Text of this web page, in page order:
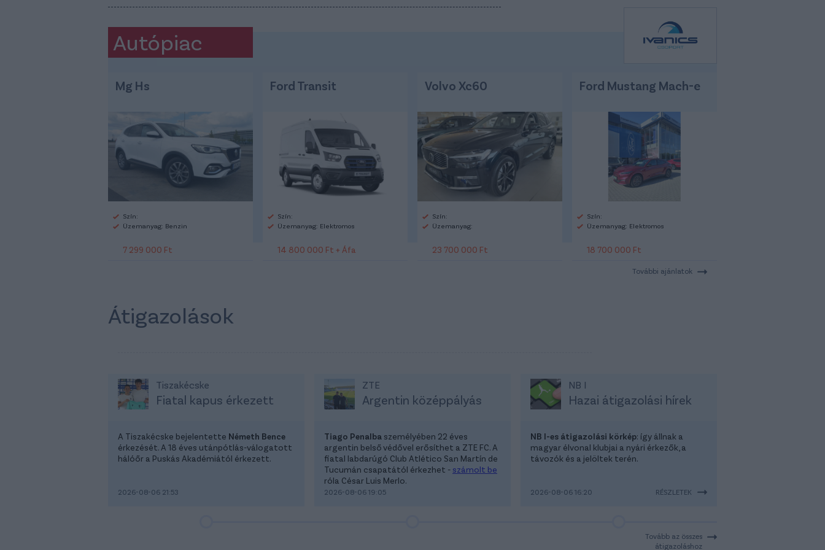
Autópiac
Mg Hs
Szín:
Üzemanyag: Benzin
7 299 000 Ft
Ford Transit
Szín:
Üzemanyag: Elektromos
14 800 000 Ft + Áfa
Volvo Xc60
Szín:
Üzemanyag:
23 700 000 Ft
Ford Mustang Mach-e
Szín:
Üzemanyag: Elektromos
18 700 000 Ft
További ajánlatok
Átigazolások
Tiszakécske
Fiatal kapus érkezett
A Tiszakécske bejelentette Németh Bence
érkezését. A 18 éves utánpótlás-válogatott
hálóőr a Puskás Akadémiától érkezett.
2026-08-06 21:53
ZTE
Argentin középpályás
Tiago Penalba személyében 22 éves
argentin belső védővel erősíthet a ZTE FC. A
fiatal labdarúgó Club Atlético San Martín de
Tucumán csapatától érkezhet - számolt be
róla César Luis Merlo.
2026-08-06 19:05
NB I
Hazai átigazolási hírek
NB I-es átigazolási körkép: így állnak a
magyar élvonal klubjai a nyári érkezők, a
távozók és a jelöltek terén.
2026-08-06 16:20 RÉSZLETEK
Tovább az összes
átigazoláshoz